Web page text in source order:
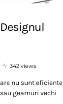
Designul
342 views
nu sunt eficiente
geamuri vechi